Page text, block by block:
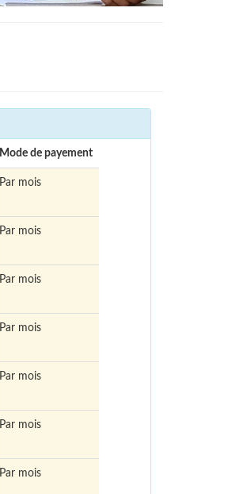
Mode de payement
Par mois
Par mois
Par mois
Par mois
Par mois
Par mois
Par mois